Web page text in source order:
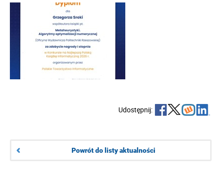
Udostępnij:
Powrót do listy aktualności